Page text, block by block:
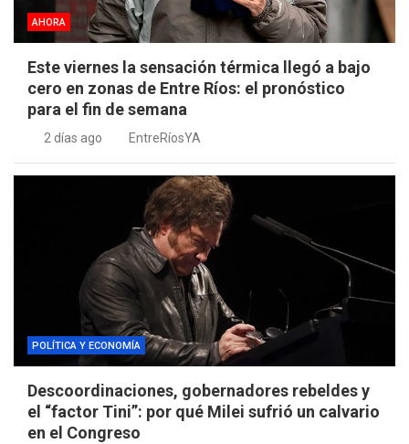
AHORA
Este viernes la sensación térmica llegó a bajo
cero en zonas de Entre Ríos: el pronóstico
para el fin de semana
2 días ago EntreRíosYA
POLÍTICA Y ECONOMÍA
Descoordinaciones, gobernadores rebeldes y
el “factor Tini”: por qué Milei sufrió un calvario
en el Congreso